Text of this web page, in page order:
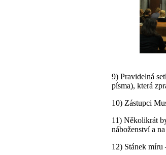
9) Pravidelná
písma), která
10) Zástupci
11) Několikrát
náboženství a
12) Stánek míru